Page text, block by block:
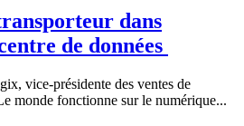
dans
de données
vice-présidente des ventes de
monde fonctionne sur le numérique...